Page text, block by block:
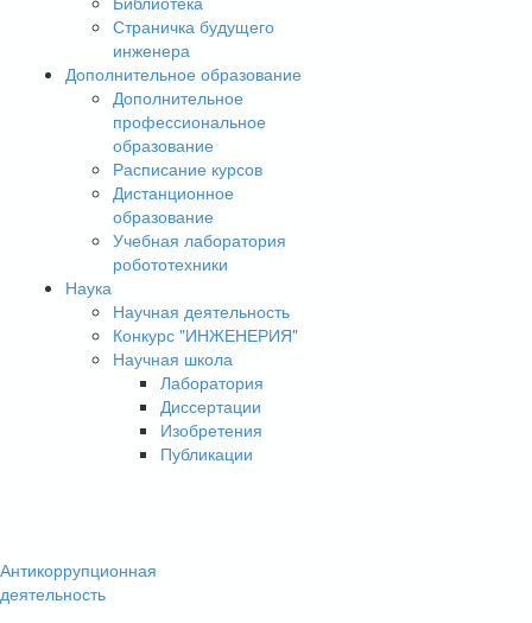
Страничка будущего
инженера
Дополнительное образование
Дополнительное
профессиональное
образование
Расписание курсов
Дистанционное
образование
Учебная лаборатория
робототехники
Наука
Научная деятельность
Конкурс "ИНЖЕНЕРИЯ"
Научная школа
Лаборатория
Диссертации
Изобретения
Публикации
Антикоррупционная
деятельность